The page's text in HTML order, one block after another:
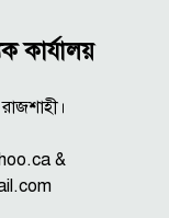
কার্যালয়
&